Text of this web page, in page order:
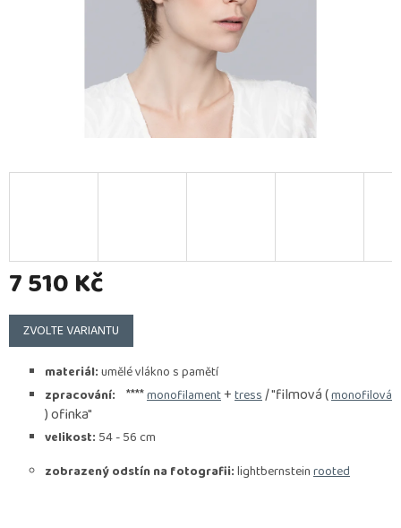
7 510 Kč
Měrná
cena:
ZVOLTE VARIANTU
materiál:umělé vlákno s pamětí
zpracování: ****monofilament+tress/ "filmová (monofilová
) ofinka"
velikost: 54 - 56 cm
zobrazený odstín na fotografii:lightbernsteinrooted